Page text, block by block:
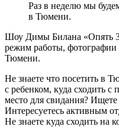
Раз в неделю мы
в Тюмени.
Шоу Димы Билана «Опять
режим работы,
Тюмени.
Не знаете что посетить в
с ребенком, куда сходить
место для свидания?
Интересуетесь активным
Не знаете куда сходить на